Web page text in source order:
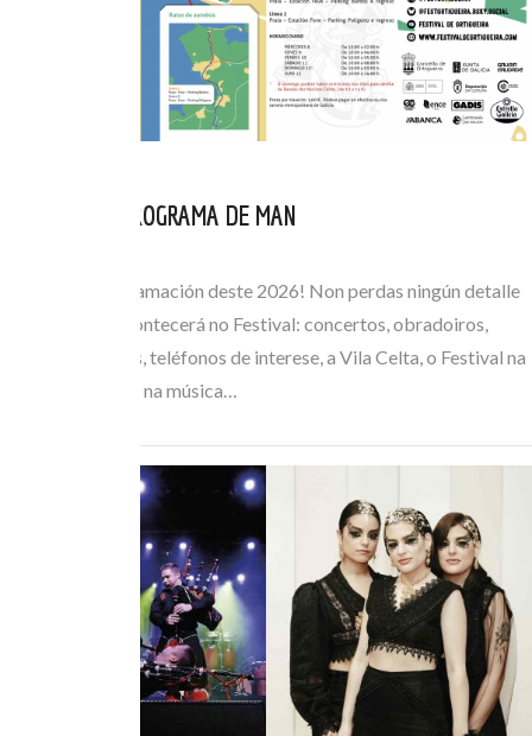
CONSULTA O PROGRAMA DE MAN
Consulta a programación deste 2026! Non perdas ningún detalle
de todo o que acontecerá no Festival: concertos, obradoiros,
horarios de buses, teléfonos de interese, a Vila Celta, o Festival na
Rúa… Mergúllate na música…